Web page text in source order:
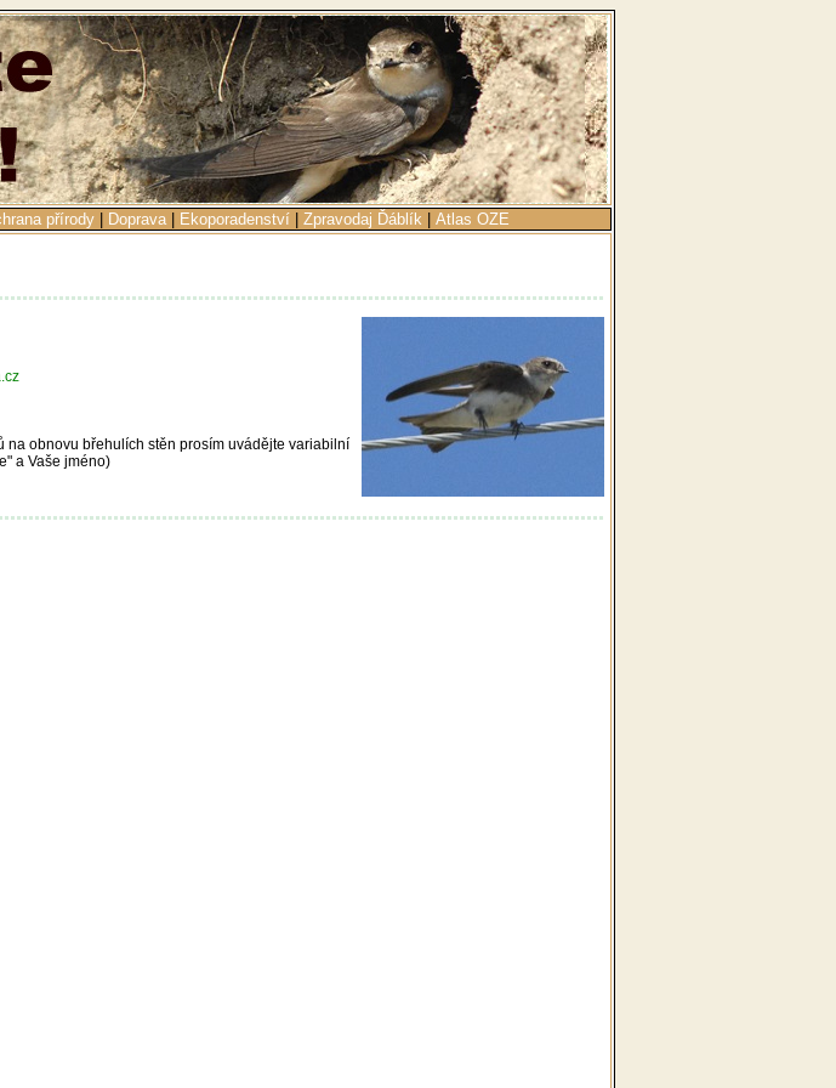
přírody Doprava| Ekoporadenství Zpravodaj Ďáblík Atlas OZE
obnovu břehulích stěn prosím uvádějte variabilní
a Vaše jméno)